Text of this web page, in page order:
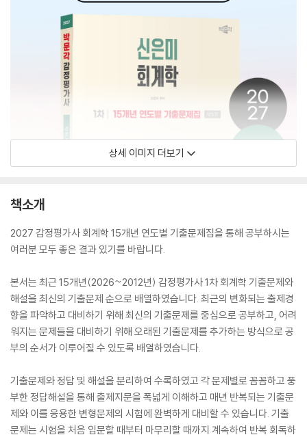
상세 이미지 더보기
책소개
2027 감정평가사 회계학 15개년 연도별 기출문제집을 통해 공부하시는
여러분 모두 좋은 결과 있기를 바랍니다.
본서는 최근 15개년(2026~2012년) 감정평가사 1차 회계학 기출문제와
해설을 최신의 기출문제 순으로 배열하였습니다. 최근의 변화되는 출제경
향을 파악하고 대비하기 위해 최신의 기출문제를 중심으로 공부하고, 어려
워지는 문제들을 대비하기 위해 오래된 기출문제를 추가하는 방식으로 공
부의 순서가 이루어질 수 있도록 배열하였습니다.
기출문제와 정답 및 해설을 분리하여 수록하였고 각 문제별로 꼼꼼하고 풍
부한 정답해설을 통해 출제지문을 폭넓게 이해하고 매년 반복되는 기출문
제와 이를 응용한 변형문제의 시험에 완벽하게 대비할 수 있습니다. 기출
문제는 시험을 처음 입문할 때부터 마무리할 때까지 계속하여 반복 회독하